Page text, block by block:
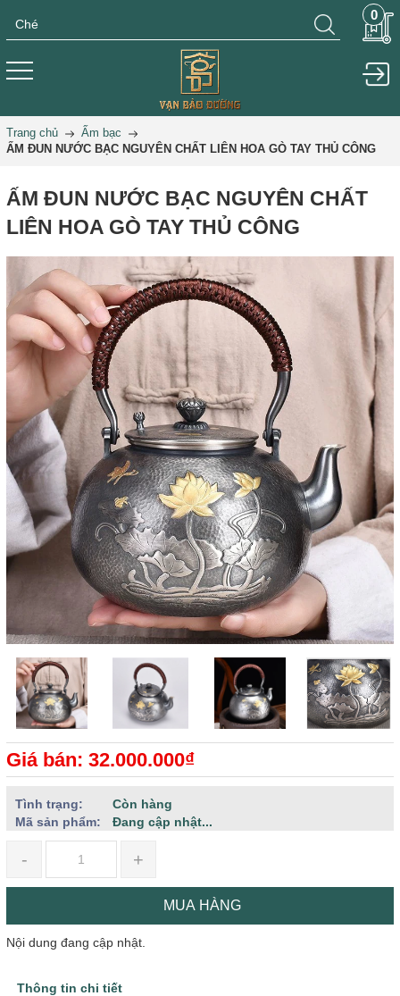
0
Trang chủ
Ấm bạc
ẤM ĐUN NƯỚC BẠC NGUYÊN CHẤT LIÊN HOA GÒ TAY THỦ CÔNG
ẤM ĐUN NƯỚC BẠC NGUYÊN CHẤT
LIÊN HOA GÒ TAY THỦ CÔNG
Giá bán: 32.000.000₫
Tình trạng:
Còn hàng
Mã sản phẩm:
Đang cập nhật...
- +
MUA HÀNG
Nội dung đang cập nhật.
Thông tin chi tiết